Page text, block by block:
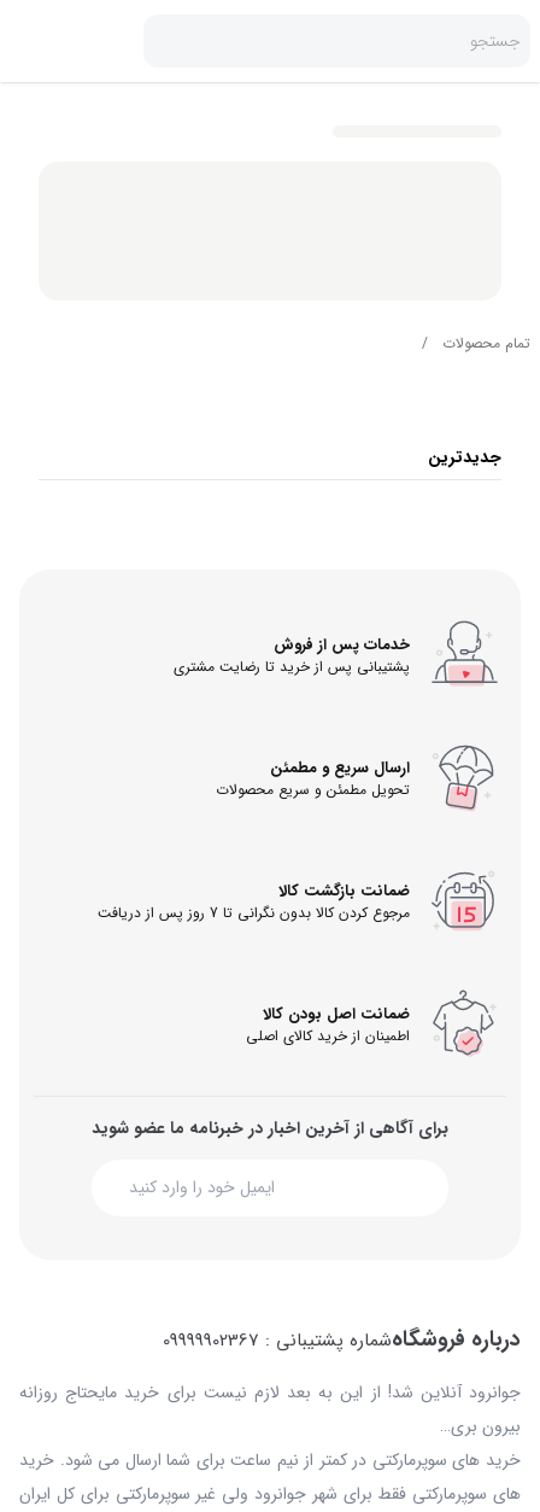
جستجو
تمام محصولات /
جدیدترین
خدمات پس از فروش
پشتیبانی پس از خرید تا رضایت مشتری
ارسال سریع و مطمئن
تحویل مطمئن و سریع محصولات
ضمانت بازگشت کالا
مرجوع کردن کالا بدون نگرانی تا 7 روز پس از دریافت
ضمانت اصل بودن کالا
اطمینان از خرید کالای اصلی
برای آگاهی از آخرین اخبار در خبرنامه ما عضو شوید
درباره فروشگاهشماره پشتیبانی : 09999902367
جوانرود آنلاین شد! از این به بعد لازم نیست برای خرید مایحتاج روزانه
بیرون بری…
خرید های سوپرمارکتی در کمتر از نیم ساعت برای شما ارسال می شود. خرید
های سوپرمارکتی فقط برای شهر جوانرود ولی غیر سوپرمارکتی برای کل ایران